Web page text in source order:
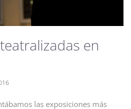
en
las exposiciones más